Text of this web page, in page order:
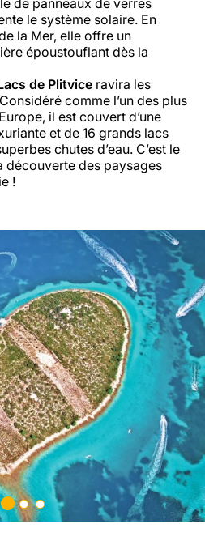
le système solaire. En
la Mer, elle offre un
époustouflant dès la
de Plitvice ravira les
comme l’un des plus
il est couvert d’une
et de 16 grands lacs
chutes d’eau. C’est le
découverte des paysages
!